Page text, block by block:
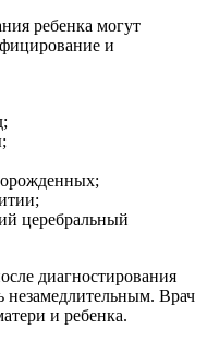
ребенка могут
и
церебральный
диагностирования
незамедлительным. Врач
и ребенка.